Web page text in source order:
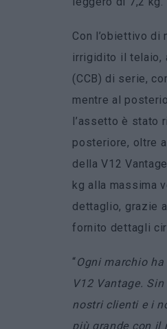
Con l’obiettivo
irrigidito il telaio,
(CCB) di serie,
mentre al
l’assetto è stato
posteriore, oltre
della V12
kg alla massima
dettaglio, grazie
fornito dettagli
“Ogni marchio
V12 Vantage.
nostri clienti e i
più grande con il